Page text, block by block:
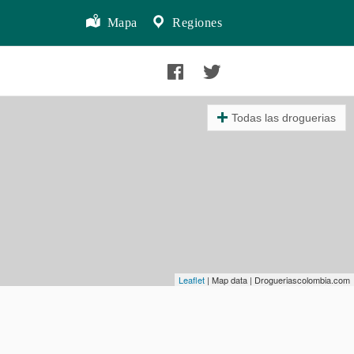
Regiones
Mapa
Todas las droguerias
Leaflet | Map data | Drogueriascolombia.com